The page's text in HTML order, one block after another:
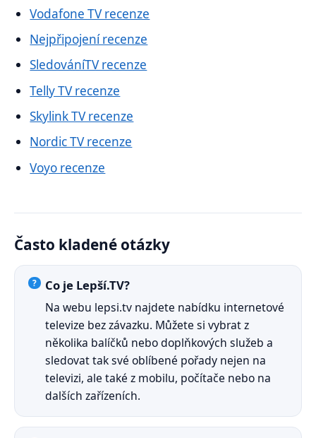
Vodafone TV recenze
Nejpřipojení recenze
SledováníTV recenze
Telly TV recenze
Skylink TV recenze
Nordic TV recenze
Voyo recenze
Často kladené otázky
Co je Lepší.TV?
Na webu lepsi.tv najdete nabídku internetové
televize bez závazku. Můžete si vybrat z
několika balíčků nebo doplňkových služeb a
sledovat tak své oblíbené pořady nejen na
televizi, ale také z mobilu, počítače nebo na
dalších zařízeních.